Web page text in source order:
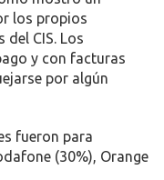
los propios
CIS. Los
y con facturas
por algún
fueron para
(30%), Orange